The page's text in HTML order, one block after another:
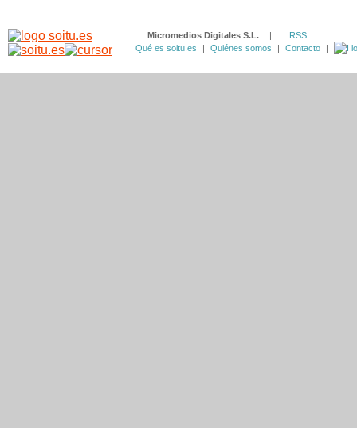
Micromedios Digitales S.L. |
RSS
Qué es soitu.es
| Quiénes somos | Contacto |